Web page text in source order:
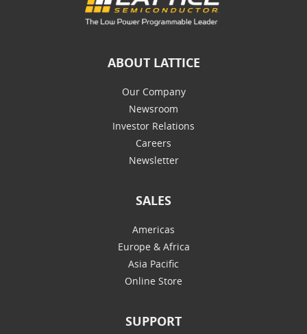
ABOUT LATTICE
Our Company
Newsroom
Investor Relations
Careers
Newsletter
SALES
Americas
Europe & Africa
Asia Pacific
Online Store
SUPPORT